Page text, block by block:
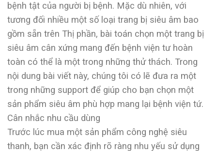
bệnh tật của người bị bệnh. Mặc dù nhiên, với
tương đối nhiều một số loại trang bị siêu âm bao
gồm sẵn trên Thị phần, bài toán chọn một trang bị
siêu âm cân xứng mang đến bệnh viện tư hoàn
toàn có thể là một trong những thử thách. Trong
nội dung bài viết này, chúng tôi có lẽ đưa ra một
trong những support để giúp cho bạn chọn một
sản phẩm siêu âm phù hợp mang lại bệnh viện tứ.
Cân nhắc nhu cầu dùng
Trước lúc mua một sản phẩm công nghệ siêu
thanh, bạn cần xác định rõ ràng nhu yếu sử dụng